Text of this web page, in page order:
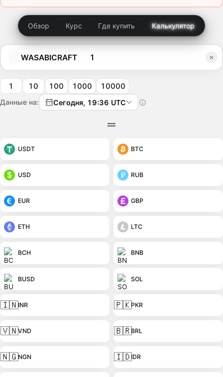
Обзор Курс Где купить Калькулятор
WASABICRAFT
1 10 100 1000 10000
Данные на: Сегодня, 19:36 UTC
USDT BTC
USD RUB
EUR GBP
ETH LTC
BCH BNB
BUSD SOL
🇮🇳INR 🇵🇰PKR
🇻🇳VND 🇧🇷BRL
🇳🇬NGN 🇮🇩IDR